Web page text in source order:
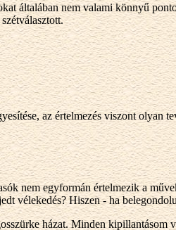
általában nem valami könnyű
az értelmezés viszont olyan
nem egyformán értelmezik a
vélekedés? Hiszen - ha
házat. Minden kipillantásom